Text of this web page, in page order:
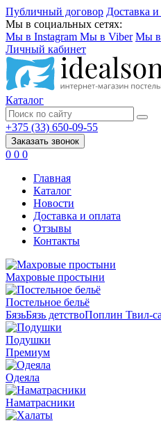
Публичный договор Доставка и
Мы в социальных сетях:
Мы в Instagram Мы в Viber Мы в
Личный кабинет
Каталог
+375 (33) 650-09-55
Заказать звонок
0 0 0
Главная
Каталог
Новости
Доставка и оплата
Отзывы
Контакты
Махровые простыни
Постельное бельё
БязьБязь детствоПоплин Твил-
Подушки
Премиум
Одеяла
Наматрасники